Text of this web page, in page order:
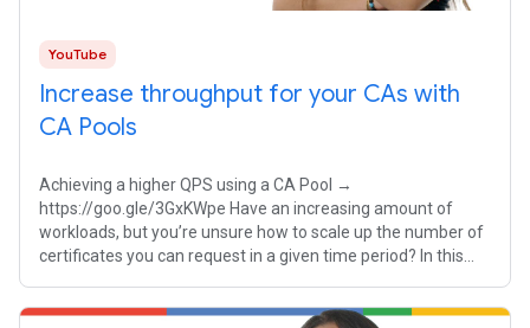
YouTube
Increase throughput for your CAs with
CA Pools
Achieving a higher QPS using a CA Pool →
https://goo.gle/3GxKWpe Have an increasing amount of
workloads, but you’re unsure how to scale up the number of
certificates you can request in a given time period? In this